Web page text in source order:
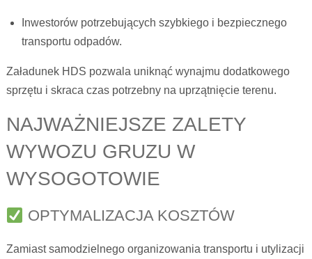
Inwestorów potrzebujących szybkiego i bezpiecznego
transportu odpadów.
Załadunek HDS pozwala uniknąć wynajmu dodatkowego
sprzętu i skraca czas potrzebny na uprzątnięcie terenu.
NAJWAŻNIEJSZE ZALETY
WYWOZU GRUZU W
WYSOGOTOWIE
OPTYMALIZACJA KOSZTÓW
Zamiast samodzielnego organizowania transportu i utylizacji